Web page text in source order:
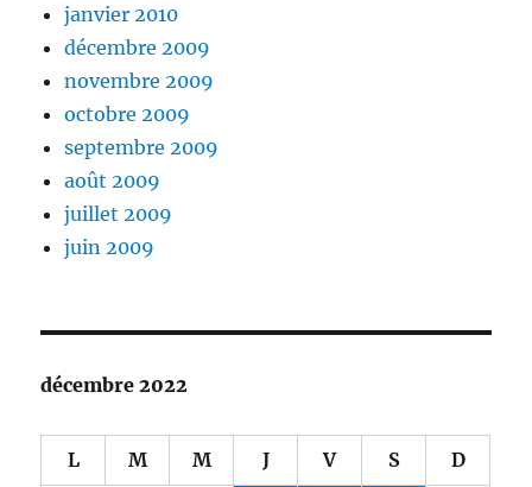
janvier 2010
décembre 2009
novembre 2009
octobre 2009
septembre 2009
août 2009
juillet 2009
juin 2009
décembre 2022
L M M J V S D